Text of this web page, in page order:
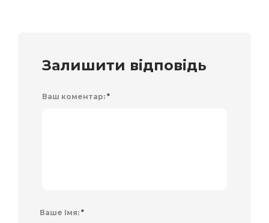
Залишити відповідь
Ваш коментар: *
Ваше Імя: *